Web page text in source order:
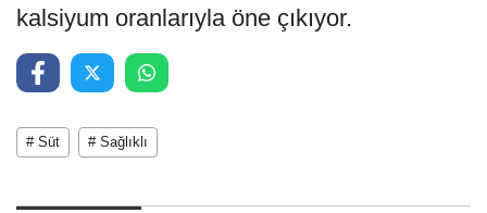
kalsiyum oranlarıyla öne çıkıyor.
# Süt # Sağlıklı